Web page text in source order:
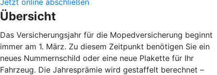
Übersicht
Das Versicherungsjahr für die Mopedversicherung beginnt
immer am 1. März. Zu diesem Zeitpunkt benötigen Sie ein
neues Nummernschild oder eine neue Plakette für Ihr
Fahrzeug. Die Jahresprämie wird gestaffelt berechnet –